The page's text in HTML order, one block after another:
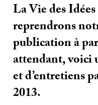
La Vie des
reprendrons
publication à
attendant, voici
et d’entretiens
2013.